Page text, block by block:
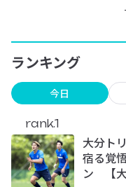
ランキング
今日
rank.1
大分ト
宿る覚
ン 【大